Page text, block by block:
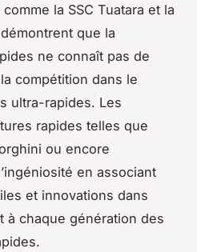
la SSC Tuatara et la
que la
ne connaît pas de
compétition dans le
ultra-rapides. Les
rapides telles que
ou encore
en associant
et innovations dans
à chaque génération des